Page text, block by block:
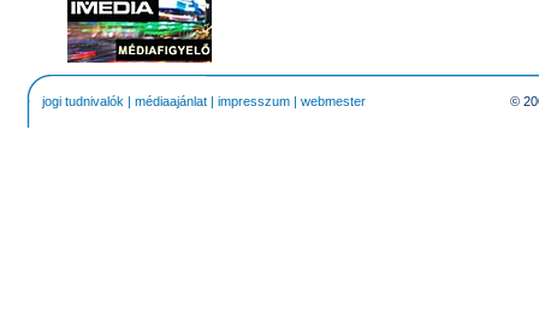
jogi tudnivalók | médiaajánlat | impresszum | webmester ©